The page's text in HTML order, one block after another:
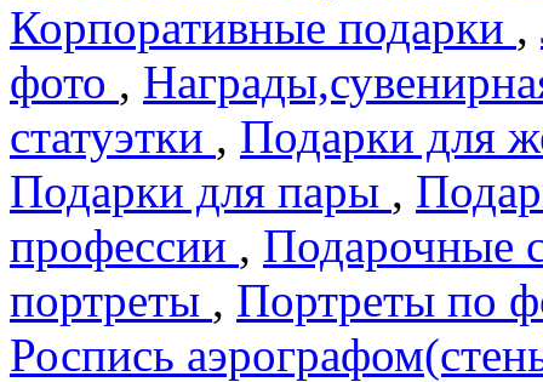
Корпоративные подарки ,
фото ,
статуэтки , Подарки для
Подарки для пары ,
профеcсии , Подарочные
портреты , Портреты по
Роспись